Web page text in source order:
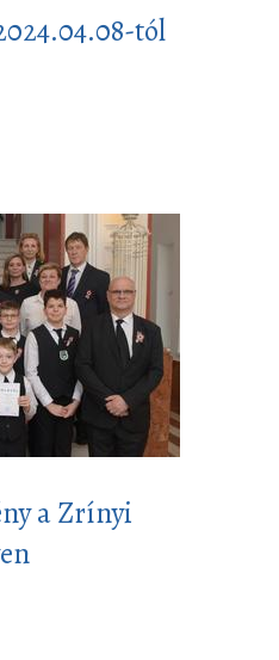
tól
a Zrínyi